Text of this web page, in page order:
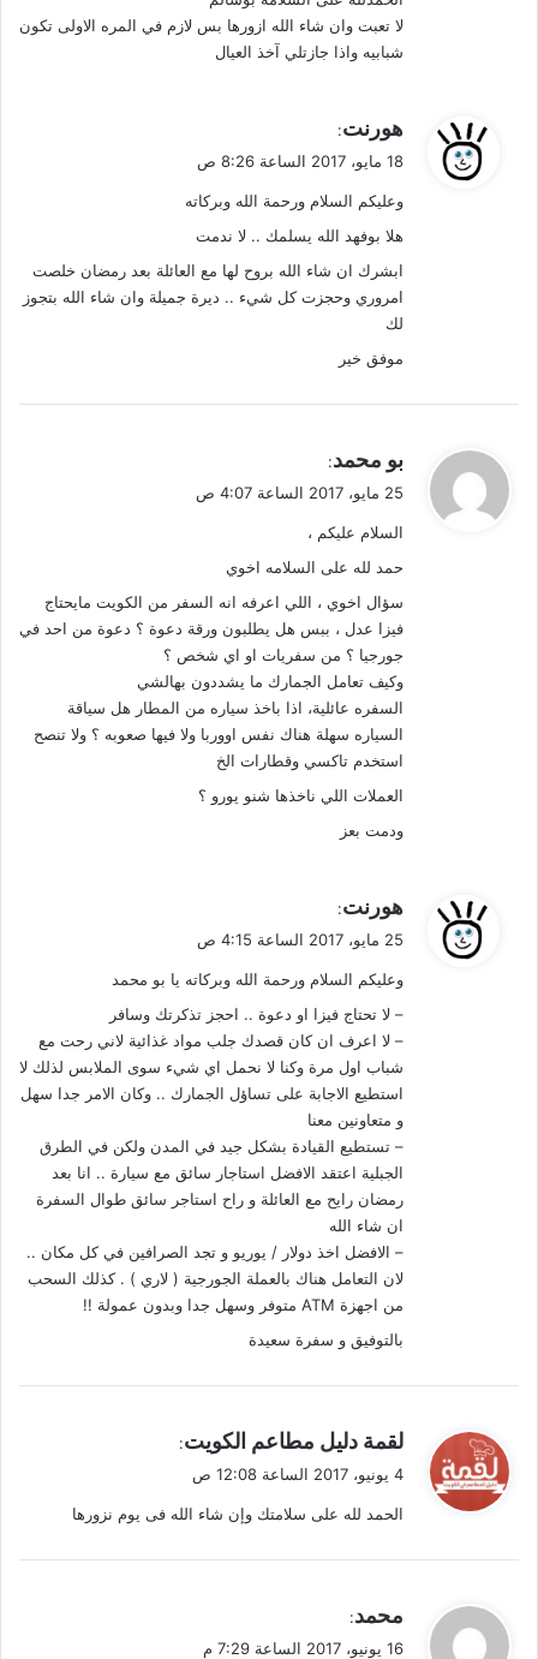
لا تعبت وان شاء الله ازورها بس لازم في المره الاولى تكون
شبابيه واذا جازتلي آخذ العيال
ل
هورنت:
18 مايو، 2017 الساعة 8:26 ص
وعليكم السلام ورحمة الله وبركاته
هلا بوفهد الله يسلمك .. لا ندمت
ابشرك ان شاء الله بروح لها مع العائلة بعد رمضان خلصت
امروري وحجزت كل شيء .. ديرة جميلة وان شاء الله بتجوز
لك
موفق خير
ل
بو محمد:
25 مايو، 2017 الساعة 4:07 ص
السلام عليكم ،
حمد لله على السلامه اخوي
سؤال اخوي ، اللي اعرفه انه السفر من الكويت مايحتاج
فيزا عدل ، ببس هل يطلبون ورقة دعوة ؟ دعوة من احد في
جورجيا ؟ من سفريات او اي شخص ؟
وكيف تعامل الجمارك ما يشددون بهالشي
السفره عائلية، اذا باخذ سياره من المطار هل سياقة
السياره سهلة هناك نفس اووربا ولا فيها صعوبه ؟ ولا تنصح
استخدم تاكسي وقطارات الخ
العملات اللي ناخذها شنو يورو ؟
ودمت بعز
ل
هورنت:
25 مايو، 2017 الساعة 4:15 ص
وعليكم السلام ورحمة الله وبركاته يا بو محمد
– لا تحتاج فيزا او دعوة .. احجز تذكرتك وسافر
– لا اعرف ان كان قصدك جلب مواد غذائية لاني رحت مع
شباب اول مرة وكنا لا نحمل اي شيء سوى الملابس لذلك لا
استطيع الاجابة على تساؤل الجمارك .. وكان الامر جدا سهل
و متعاونين معنا
– تستطيع القيادة بشكل جيد في المدن ولكن في الطرق
الجبلية اعتقد الافضل استاجار سائق مع سيارة .. انا بعد
رمضان رايح مع العائلة و راح استاجر سائق طوال السفرة
ان شاء الله
– الافضل اخذ دولار / يوريو و تجد الصرافين في كل مكان ..
لان التعامل هناك بالعملة الجورجية ( لاري ) . كذلك السحب
من اجهزة ATM متوفر وسهل جدا وبدون عمولة !!
بالتوفيق و سفرة سعيدة
ي
ل
لقمة دليل مطاعم الكويت:
4 يونيو، 2017 الساعة 12:08 ص
الحمد لله على سلامتك وإن شاء الله فى يوم نزورها
محمد:
16 يونيو، 2017 الساعة 7:29 م